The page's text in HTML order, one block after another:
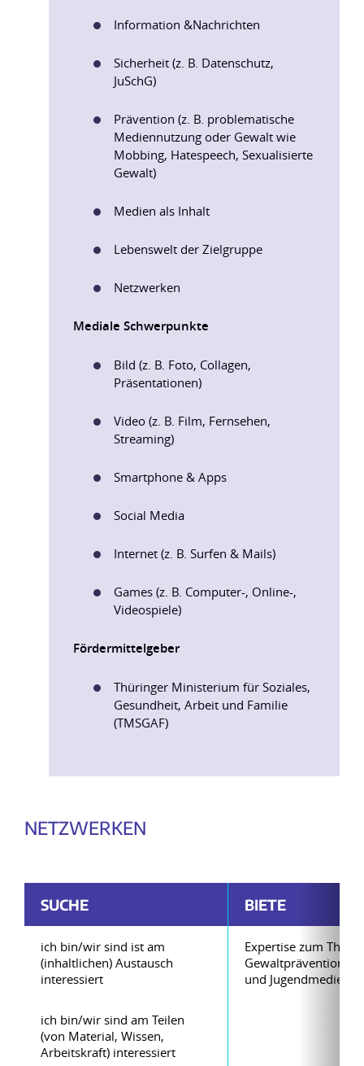
Information &Nachrichten
Sicherheit (z. B. Datenschutz,
JuSchG)
Prävention (z. B. problematische
Mediennutzung oder Gewalt wie
Mobbing, Hatespeech, Sexualisierte
Gewalt)
Medien als Inhalt
Lebenswelt der Zielgruppe
Netzwerken
Mediale Schwerpunkte
Bild (z. B. Foto, Collagen,
Präsentationen)
Video (z. B. Film, Fernsehen,
Streaming)
Smartphone & Apps
Social Media
Internet (z. B. Surfen & Mails)
Games (z. B. Computer-, Online-,
Videospiele)
Fördermittelgeber
Thüringer Ministerium für Soziales,
Gesundheit, Arbeit und Familie
(TMSGAF)
NETZWERKEN
SUCHE BIETE
ich bin/wir sind ist am
(inhaltlichen) Austausch
interessiert
Expertise zum Thema
Gewaltprävention
und
ich bin/wir sind am Teilen
(von Material, Wissen,
Arbeitskraft) interessiert